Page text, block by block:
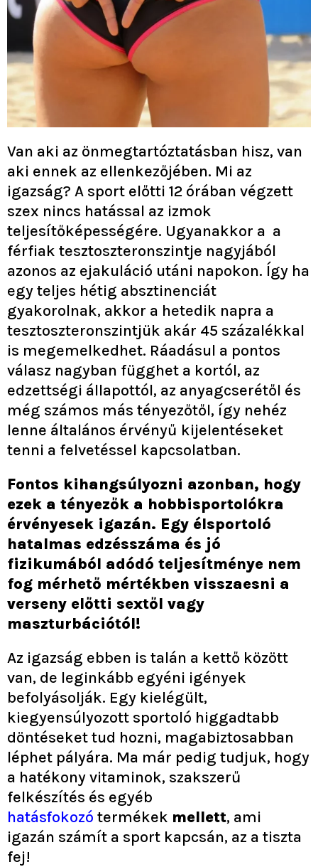
Van aki az önmegtartóztatásban hisz, van
aki ennek az ellenkezőjében. Mi az
igazság? A sport előtti 12 órában végzett
szex nincs hatással az izmok
teljesítőképességére. Ugyanakkor a a
férfiak tesztoszteronszintje nagyjából
azonos az ejakuláció utáni napokon. Így ha
egy teljes hétig absztinenciát
gyakorolnak, akkor a hetedik napra a
tesztoszteronszintjük akár 45 százalékkal
is megemelkedhet. Ráadásul a pontos
válasz nagyban függhet a kortól, az
edzettségi állapottól, az anyagcserétől és
még számos más tényezőtől, így nehéz
lenne általános érvényű kijelentéseket
tenni a felvetéssel kapcsolatban.
Fontos kihangsúlyozni azonban, hogy
ezek a tényezők a hobbisportolókra
érvényesek igazán. Egy élsportoló
hatalmas edzésszáma és jó
fizikumából adódó teljesítménye nem
fog mérhető mértékben visszaesni a
verseny előtti sextől vagy
maszturbációtól!
Az igazság ebben is talán a kettő között
van, de leginkább egyéni igények
befolyásolják. Egy kielégült,
kiegyensúlyozott sportoló higgadtabb
döntéseket tud hozni, magabiztosabban
léphet pályára. Ma már pedig tudjuk, hogy
a hatékony vitaminok, szakszerű
felkészítés és egyéb
hatásfokozó termékek mellett, ami
igazán számít a sport kapcsán, az a tiszta
fej!